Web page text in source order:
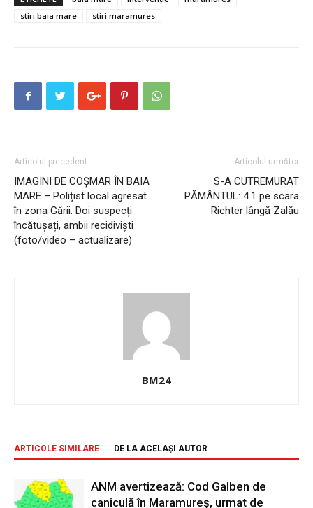
stiri baia mare
stiri maramures
Articolul precedent
IMAGINI DE COȘMAR ÎN BAIA
MARE – Polițist local agresat
în zona Gării. Doi suspecți
încătușați, ambii recidiviști
(foto/video – actualizare)
Articolul următor
S-A CUTREMURAT
PĂMÂNTUL: 4.1 pe scara
Richter lângă Zalău
BM24
ARTICOLE SIMILARE DE LA ACELAȘI AUTOR
ANM avertizează: Cod Galben de
caniculă în Maramureș, urmat de